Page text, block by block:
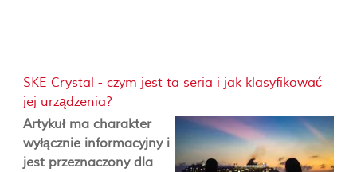
SKE Crystal - czym jest ta seria i jak klasyfikować
jej urządzenia?
Artykuł ma charakter
wyłącznie informacyjny i
jest przeznaczony dla